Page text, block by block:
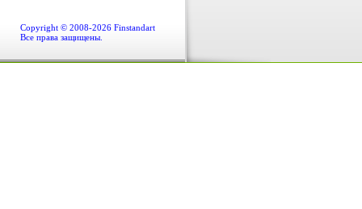
Copyright © 2008-2026 Finstandart
Все права защищены.